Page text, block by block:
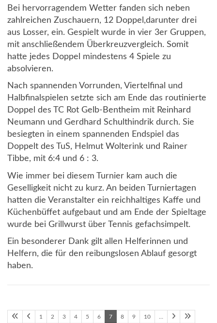
Bei hervorragendem Wetter fanden sich neben
zahlreichen Zuschauern, 12 Doppel,darunter drei
aus Losser, ein. Gespielt wurde in vier 3er Gruppen,
mit anschließendem Überkreuzvergleich. Somit
hatte jedes Doppel mindestens 4 Spiele zu
absolvieren.
Nach spannenden Vorrunden, Viertelfinal und
Halbfinalspielen setzte sich am Ende das routinierte
Doppel des TC Rot Gelb-Bentheim mit Reinhard
Neumann und Gerdhard Schulthindrik durch. Sie
besiegten in einem spannenden Endspiel das
Doppelt des TuS, Helmut Wolterink und Rainer
Tibbe, mit 6:4 und 6 : 3.
Wie immer bei diesem Turnier kam auch die
Geselligkeit nicht zu kurz. An beiden Turniertagen
hatten die Veranstalter ein reichhaltiges Kaffe und
Küchenbüffet aufgebaut und am Ende der Spieltage
wurde bei Grillwurst über Tennis gefachsimpelt.
Ein besonderer Dank gilt allen Helferinnen und
Helfern, die für den reibungslosen Ablauf gesorgt
haben.
1 2 3 4 5 6 7 8 9 10